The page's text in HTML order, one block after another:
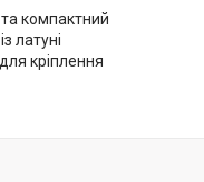
та компактний
латуні
кріплення